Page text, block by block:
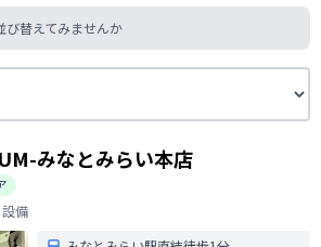
び替えてみませんか
みなとみらい本店
備